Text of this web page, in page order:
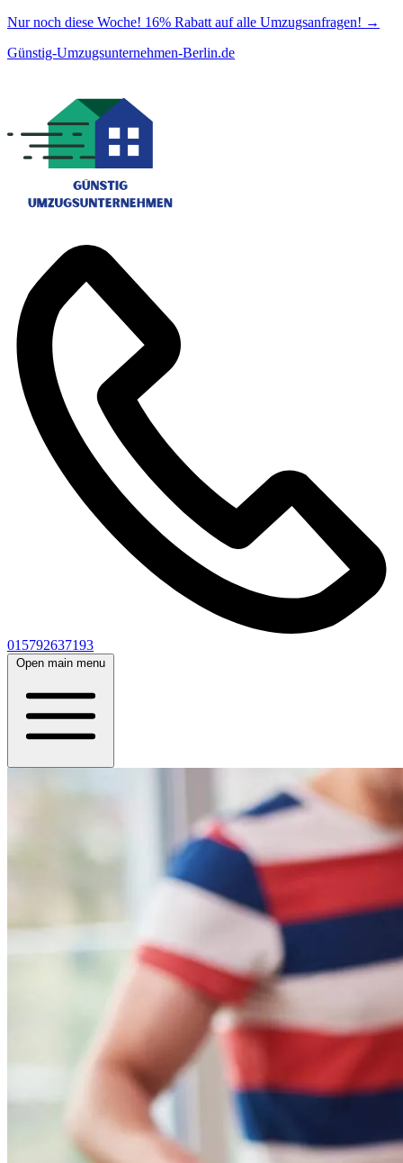
Nur noch diese Woche! 16% Rabatt auf alle Umzugsanfragen! →
Günstig-Umzugsunternehmen-Berlin.de
015792637193
Open main menu